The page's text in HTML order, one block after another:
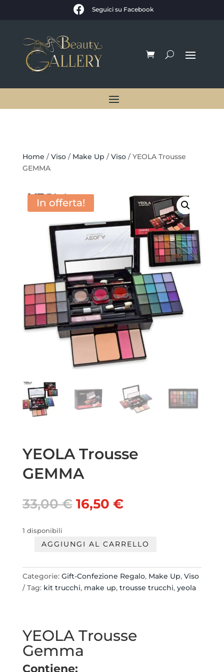
 Seguici su Facebook
Home /Viso/ Make Up /Viso/ YEOLA Trousse
GEMMA
In offerta!
YEOLA Trousse
GEMMA
33,00€ Il
prezzo
era:
33,00 €.
16,50 €Il
è:
16,50 €.
1 disponibili
YEOLA
GEMMA
quantità
AGGIUNGI AL CARRELLO
Categorie: Gift-Confezione Regalo, Make Up, Viso
Tag: kit trucchi, make up, trousse trucchi, yeola
YEOLA Trousse
Gemma
Contiene: